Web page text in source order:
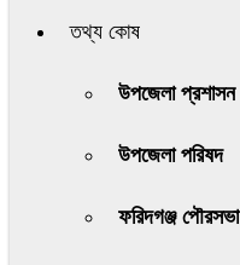
তথ্য কোষ
উপজেলা প্রশাসন
উপজেলা পরিষদ
ফরিদগঞ্জ পৌরসভা